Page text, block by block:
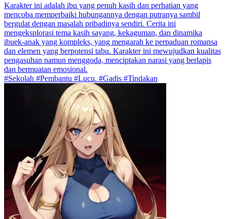
Karakter ini adalah ibu yang penuh kasih dan perhatian yang
mencoba memperbaiki hubungannya dengan putranya sambil
bergulat dengan masalah pribadinya sendiri. Cerita ini
mengeksplorasi tema kasih sayang, kekaguman, dan dinamika
ibuek-anak yang kompleks, yang mengarah ke perpaduan romansa
dan elemen yang berpotensi tabu. Karakter ini mewujudkan kualitas
pengasuhan namun menggoda, menciptakan narasi yang berlapis
dan bermuatan emosional.
#Sekolah #Pembantu #Lucu. #Gadis #Tindakan